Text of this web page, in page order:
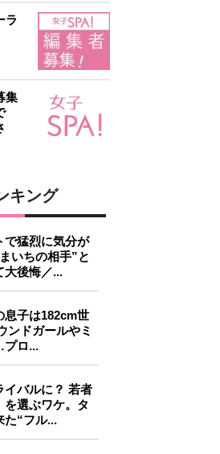
ラ
集
キング
で猛烈に気分が
いちの相手”と
大後悔／...
息子は182cm世
ンドガールやミ
プロ...
イバルに？ 若者
を選ぶワケ。タ
た“フル...